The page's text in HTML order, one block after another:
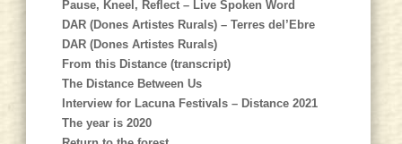
Pause, Kneel, Reflect – Live Spoken Word
DAR (Dones Artistes Rurals) – Terres del’Ebre
DAR (Dones Artistes Rurals)
From this Distance (transcript)
The Distance Between Us
Interview for Lacuna Festivals – Distance 2021
The year is 2020